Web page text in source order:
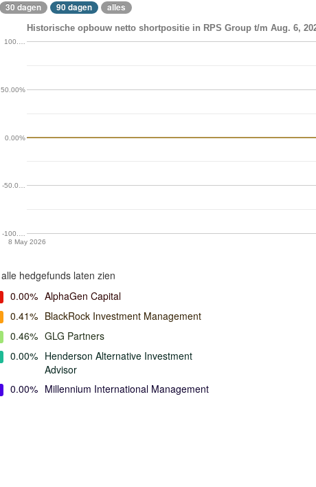
30 dagen 90 dagen alles
Historische opbouw netto shortpositie in RPS Group t/m Aug. 6,
8 May 2026
-100.…
-50.0…
0.00%
50.00%
100.…
alle hedgefunds laten zien
0.00% AlphaGen Capital
0.41% BlackRock Investment Management
0.46% GLG Partners
0.00% Henderson Alternative Investment
Advisor
0.00% Millennium International Management